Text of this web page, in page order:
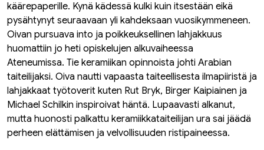
käärepaperille. Kynä kädessä kulki kuin itsestään eikä
pysähtynyt seuraavaan yli kahdeksaan vuosikymmeneen.
Oivan pursuava into ja poikkeuksellinen lahjakkuus
huomattiin jo heti opiskelujen alkuvaiheessa
Ateneumissa. Tie keramiikan opinnoista johti Arabian
taiteilijaksi. Oiva nautti vapaasta taiteellisesta ilmapiiristä ja
lahjakkaat työtoverit kuten Rut Bryk, Birger Kaipiainen ja
Michael Schilkin inspiroivat häntä. Lupaavasti alkanut,
mutta huonosti palkattu keramiikkataiteilijan ura sai jäädä
perheen elättämisen ja velvollisuuden ristipaineessa.